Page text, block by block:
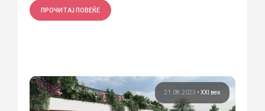
ПРОЧИТАЈ ПОВЕЌЕ
21.08.2023 • XXI век